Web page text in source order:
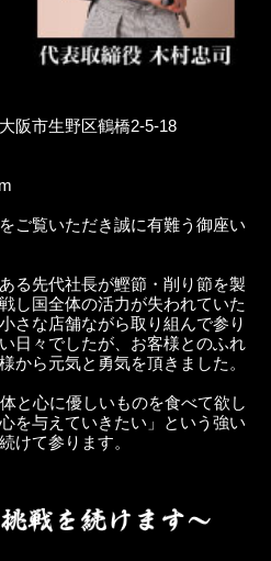
阪市生野区鶴橋2-5-18
ご覧いただき誠に有難う御座い
る先代社長が鰹節・削り節を製
し国全体の活力が失われていた
さな店舗ながら取り組んで参り
日々でしたが、お客様とのふれ
から元気と勇気を頂きました。
と心に優しいものを食べて欲し
を与えていきたい」という強い
けて参ります。